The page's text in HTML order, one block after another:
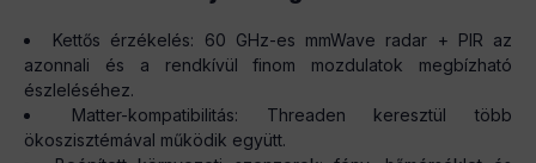
Kettős érzékelés: 60 GHz-es mmWave radar + PIR az
azonnali és a rendkívül finom mozdulatok megbízható
észleléséhez.
Matter-kompatibilitás: Threaden keresztül több
ökoszisztémával működik együtt.